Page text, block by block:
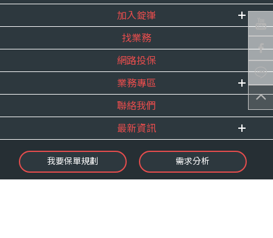
企業資訊
重要事跡
得獎紀錄
服務宣言
合作夥伴
加入錠嵂
內勤招聘
精英招募
年度增員計畫
找業務
網路投保
業務專區
E 線資源網
聯絡我們
最新資訊
最新消息
錠嵂焦點
我要保單規劃 需求分析